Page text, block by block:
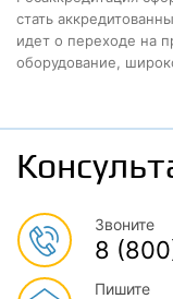
стать
идет о переходе на
оборудование,
Звоните
8
Пишите